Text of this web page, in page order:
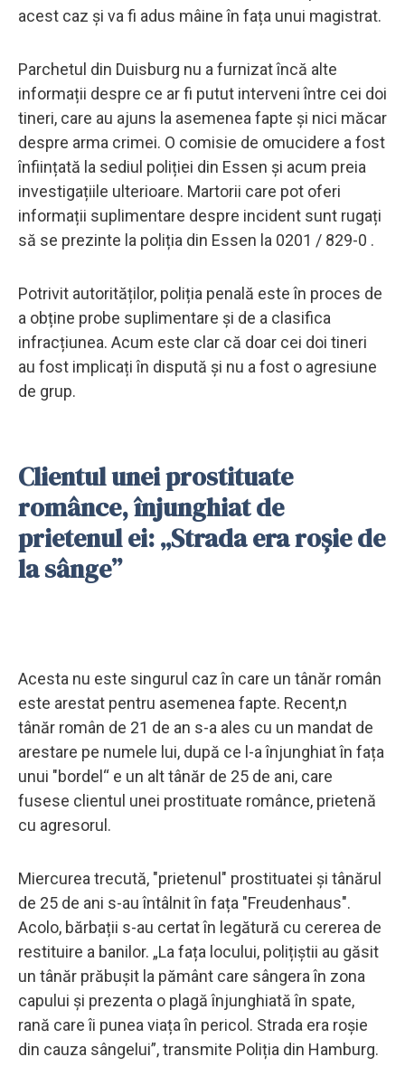
acest caz și va fi adus mâine în fața unui magistrat.
Parchetul din Duisburg nu a furnizat încă alte
informații despre ce ar fi putut interveni între cei doi
tineri, care au ajuns la asemenea fapte și nici măcar
despre arma crimei. O comisie de omucidere a fost
înființată la sediul poliției din Essen și acum preia
investigațiile ulterioare. Martorii care pot oferi
informații suplimentare despre incident sunt rugați
să se prezinte la poliția din Essen la 0201 / 829-0 .
Potrivit autorităților, poliția penală este în proces de
a obține probe suplimentare și de a clasifica
infracțiunea. Acum este clar că doar cei doi tineri
au fost implicați în dispută și nu a fost o agresiune
de grup.
Clientul unei prostituate
românce, înjunghiat de
prietenul ei: „Strada era roșie de
la sânge”
Acesta nu este singurul caz în care un tânăr român
este arestat pentru asemenea fapte. Recent,n
tânăr român de 21 de an s-a ales cu un mandat de
arestare pe numele lui, după ce l-a înjunghiat în fața
unui "bordel“ e un alt tânăr de 25 de ani, care
fusese clientul unei prostituate românce, prietenă
cu agresorul.
Miercurea trecută, "prietenul" prostituatei și tânărul
de 25 de ani s-au întâlnit în fața "Freudenhaus".
Acolo, bărbații s-au certat în legătură cu cererea de
restituire a banilor. „La fața locului, polițiștii au găsit
un tânăr prăbușit la pământ care sângera în zona
capului și prezenta o plagă înjunghiată în spate,
rană care îi punea viața în pericol. Strada era roșie
din cauza sângelui”, transmite Poliția din Hamburg.